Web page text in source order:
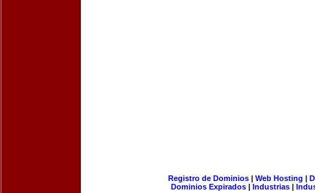
Registro de Dominios| Web Hosting |
Dominios Expirados | Industrias |